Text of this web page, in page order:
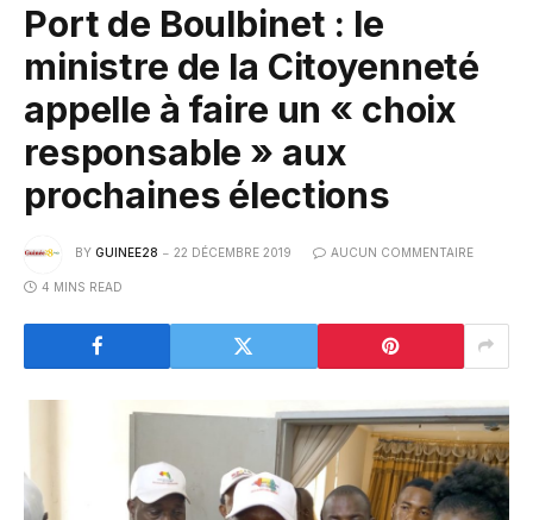
Port de Boulbinet : le
ministre de la Citoyenneté
appelle à faire un « choix
responsable » aux
prochaines élections
BY GUINEE28 22 DÉCEMBRE 2019 AUCUN COMMENTAIRE
4 MINS READ